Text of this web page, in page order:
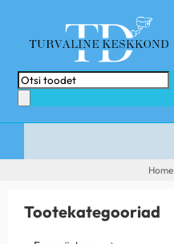
content
Products
search
PAKKUMISED
TEENUSED
Home
Tootekategooriad